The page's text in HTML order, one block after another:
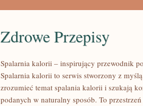
Zdrowe Przepisy
Spalarnia kalorii – inspirujący przewodnik
Spalarnia kalorii to serwis stworzony z
zrozumieć temat spalania kalorii i szukają
podanych w naturalny sposób. To